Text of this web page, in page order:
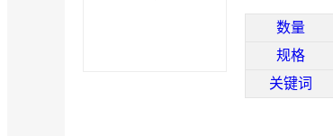
数量
规格
关键词